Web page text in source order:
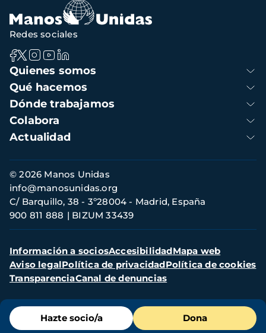
Menú
de
Hazte socio/a Dona
Navegación
principal
Quienes somos
Qué hacemos
Dónde trabajamos
Colabora
Actualidad
Redes sociales
Información
de
contacto
© 2026 Manos Unidas
C/ Barquillo, 38 - 3º28004 - Madrid, España
900 811 888
BIZUM 33439
info@manosunidas.org
Menú
secundario
Información a sociosAccesibilidadMapa web
Aviso legalPolítica de privacidadPolítica de cookies
TransparenciaCanal de denuncias